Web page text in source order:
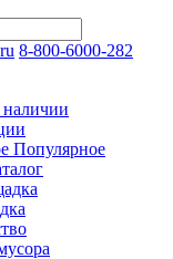
8-800-6000-282
Популярное